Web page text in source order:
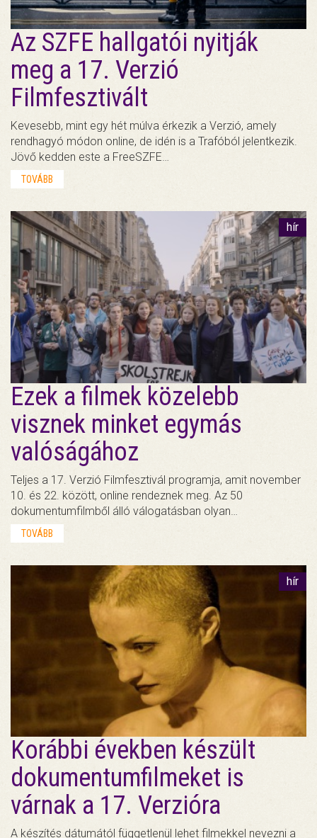
Az SZFE hallgatói nyitják
meg a 17. Verzió
Filmfesztivált
Kevesebb, mint egy hét múlva érkezik a Verzió, amely
rendhagyó módon online, de idén is a Trafóból jelentkezik.
Jövő kedden este a FreeSZFE…
TOVÁBB
hír
Ezek a filmek közelebb
visznek minket egymás
valóságához
Teljes a 17. Verzió Filmfesztivál programja, amit november
10. és 22. között, online rendeznek meg. Az 50
dokumentumfilmből álló válogatásban olyan…
TOVÁBB
hír
Korábbi években készült
dokumentumfilmeket is
várnak a 17. Verzióra
A készítés dátumától függetlenül lehet filmekkel nevezni a